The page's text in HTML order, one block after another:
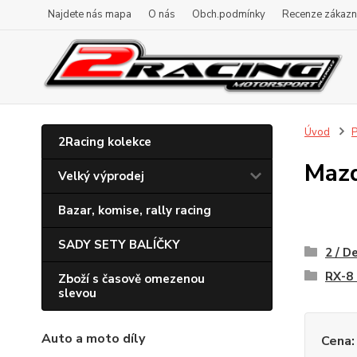
Najdete nás mapa O nás Obch.podmínky Recenze
2Racing kolekce
Velký výprodej
Bazar, komise, rally racing
SADY SETY BALÍČKY
Zboží s časově omezenou
slevou
Auto a moto díly
Úvod
2 /
RX-8
Cena: